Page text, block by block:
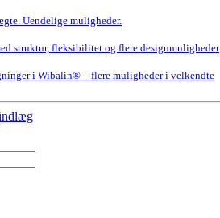
Uendelige muligheder.
struktur, fleksibilitet og flere designmuligheder
i Wibalin® – flere muligheder i velkendte